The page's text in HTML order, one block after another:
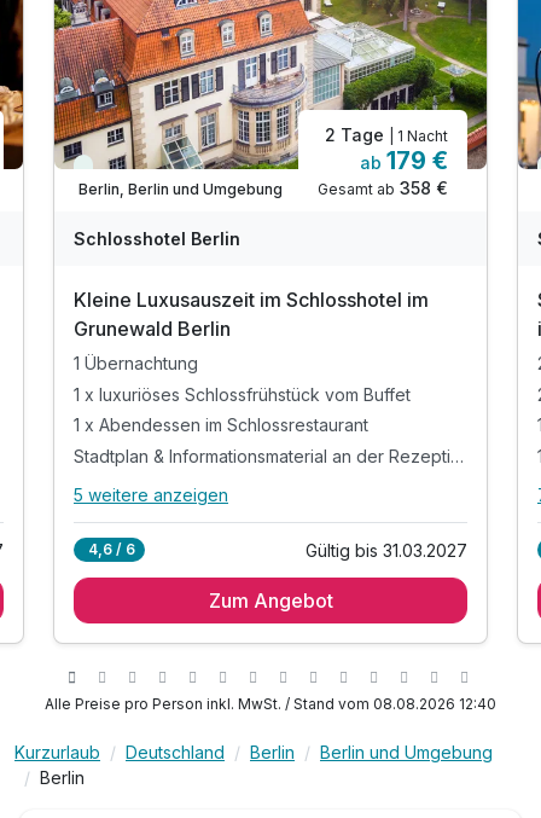
Viele Termine frei
Berlin, Berlin und Umgebung
2 Tage | 1 Nacht
ab 179 €
Gesamt ab 358 €
Schlosshotel Berlin
Kleine Luxusauszeit im Schlosshotel im
Grunewald Berlin
1 Übernachtung
1 x luxuriöses Schlossfrühstück vom Buffet
1 x Abendessen im Schlossrestaurant
Stadtplan & Informationsmaterial an der Rezeption
Alle Inklusivleistungen
1 x luxuriöses Schlossfrühstück vom Buffet
Rezeption
mit Innenpool, finnischer Sauna & Dampfbad
Leihbademantel und Slipper auf dem Zimmer
5 weitere anzeigen
4,6 / 6 Gültig bis 31.03.2027
Zum Angebot
Alle Preise pro Person inkl. MwSt. / Stand vom 08.08.2026 12:40
Kurzurlaub Deutschland Berlin
Berlin und Umgebung
Berlin